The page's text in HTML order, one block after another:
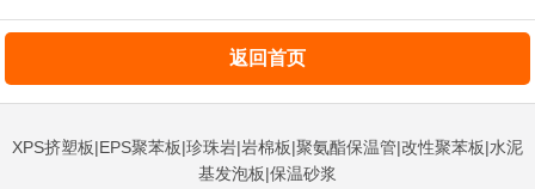
返回首页
XPS挤塑板|EPS聚苯板|珍珠岩|岩棉板|聚氨酯保温管|改性聚苯板|水泥
基发泡板|保温砂浆